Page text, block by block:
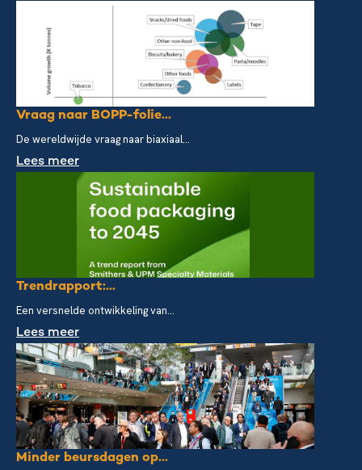
Vraag naar BOPP-folie...
De wereldwijde vraag naar biaxiaal...
Lees meer
Trendrapport:...
Een versnelde ontwikkeling van...
Lees meer
Minder beursdagen op...